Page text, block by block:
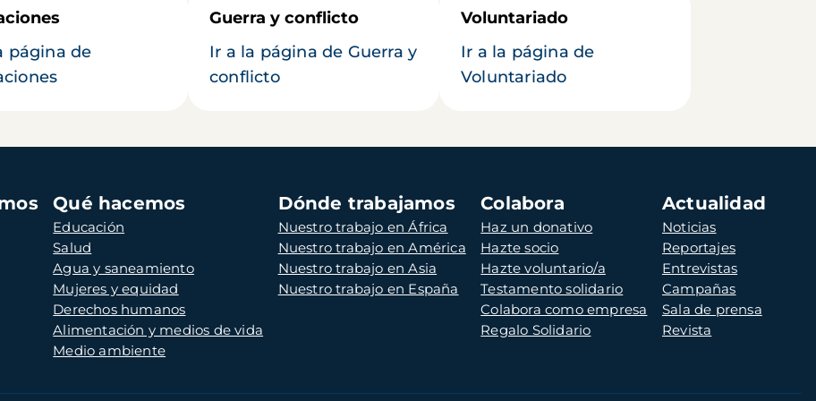
página de
Guerra y conflicto
Ir a la página de Guerra y
conflicto
Voluntariado
Ir a la página de
Voluntariado
Qué hacemos
Educación
Salud
Agua y saneamiento
Mujeres y equidad
Derechos humanos
Alimentación y medios de vida
Medio ambiente
Dónde trabajamos
Nuestro trabajo en África
Nuestro trabajo en América
Nuestro trabajo en Asia
Nuestro trabajo en España
Colabora
Haz un donativo
Hazte socio
Hazte voluntario/a
Testamento solidario
Colabora como empresa
Regalo Solidario
Actualidad
Noticias
Reportajes
Entrevistas
Campañas
Sala de prensa
Revista